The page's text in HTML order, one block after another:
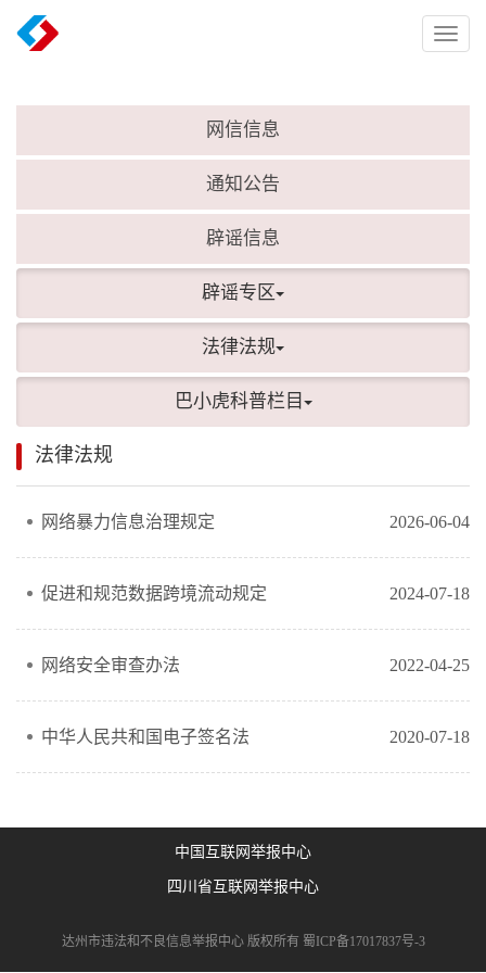
Toggle
网信信息
通知公告
辟谣信息
辟谣专区
法律法规
巴小虎科普栏目
法律法规
网络暴力信息治理规定 2026-06-04
促进和规范数据跨境流动规定 2024-07-18
网络安全审查办法 2022-04-25
中华人民共和国电子签名法 2020-07-18
中国互联网举报中心
四川省互联网举报中心
达州市违法和不良信息举报中心 版权所有 蜀ICP备17017837号-3